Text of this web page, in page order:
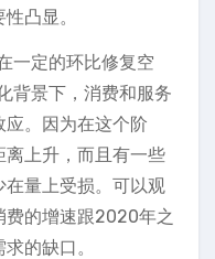
凸显。
一定的环比修复空
背景下，消费和服务
。因为在这个阶
上升，而且有一些
量上受损。可以观
费的增速跟2020年之
的缺口。